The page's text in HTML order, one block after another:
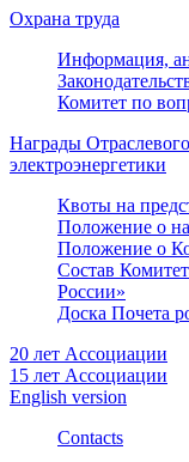
Охрана труда
Информация,
Комитет по
Награды
электроэнергетики
Квоты на
Положение о
Положение о
Состав
России»
Доска Почета
20 лет Ассоциации
15 лет Ассоциации
English version
Contacts